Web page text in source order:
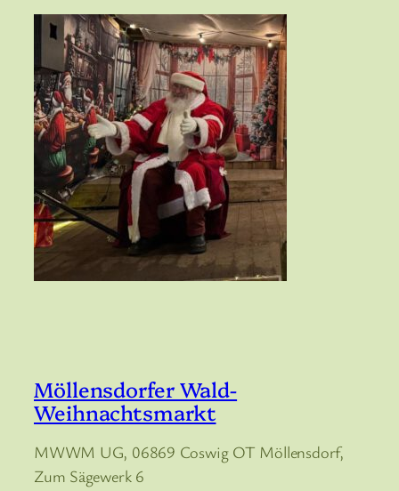
Möllensdorfer Wald-
Weihnachtsmarkt
MWWM UG, 06869 Coswig OT Möllensdorf,
Zum Sägewerk 6